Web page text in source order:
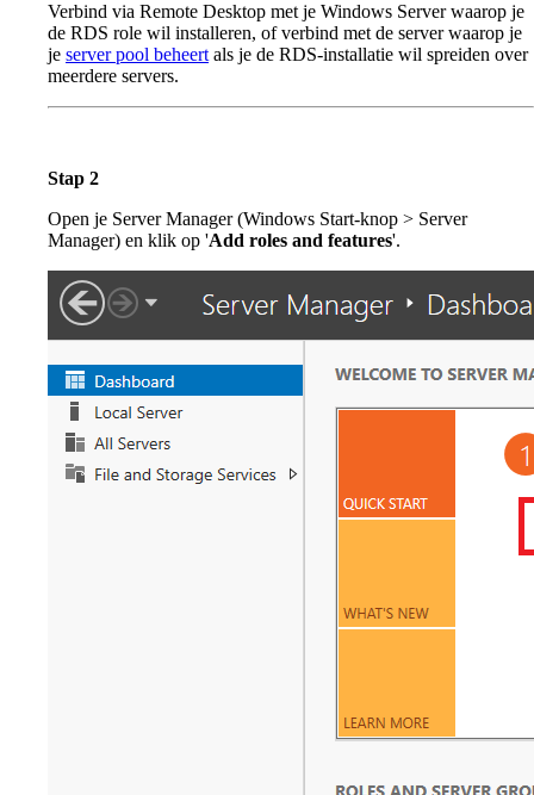
Verbind via Remote Desktop met je Windows Server waarop je
de RDS role wil installeren, of verbind met de server waarop je
je server pool beheert als je de RDS-installatie wil spreiden over
meerdere servers.
Stap 2
Open je Server Manager (Windows Start-knop > Server
Manager) en klik op 'Add roles and features'.